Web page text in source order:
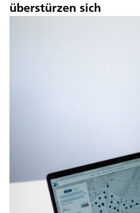
überstürzen sich